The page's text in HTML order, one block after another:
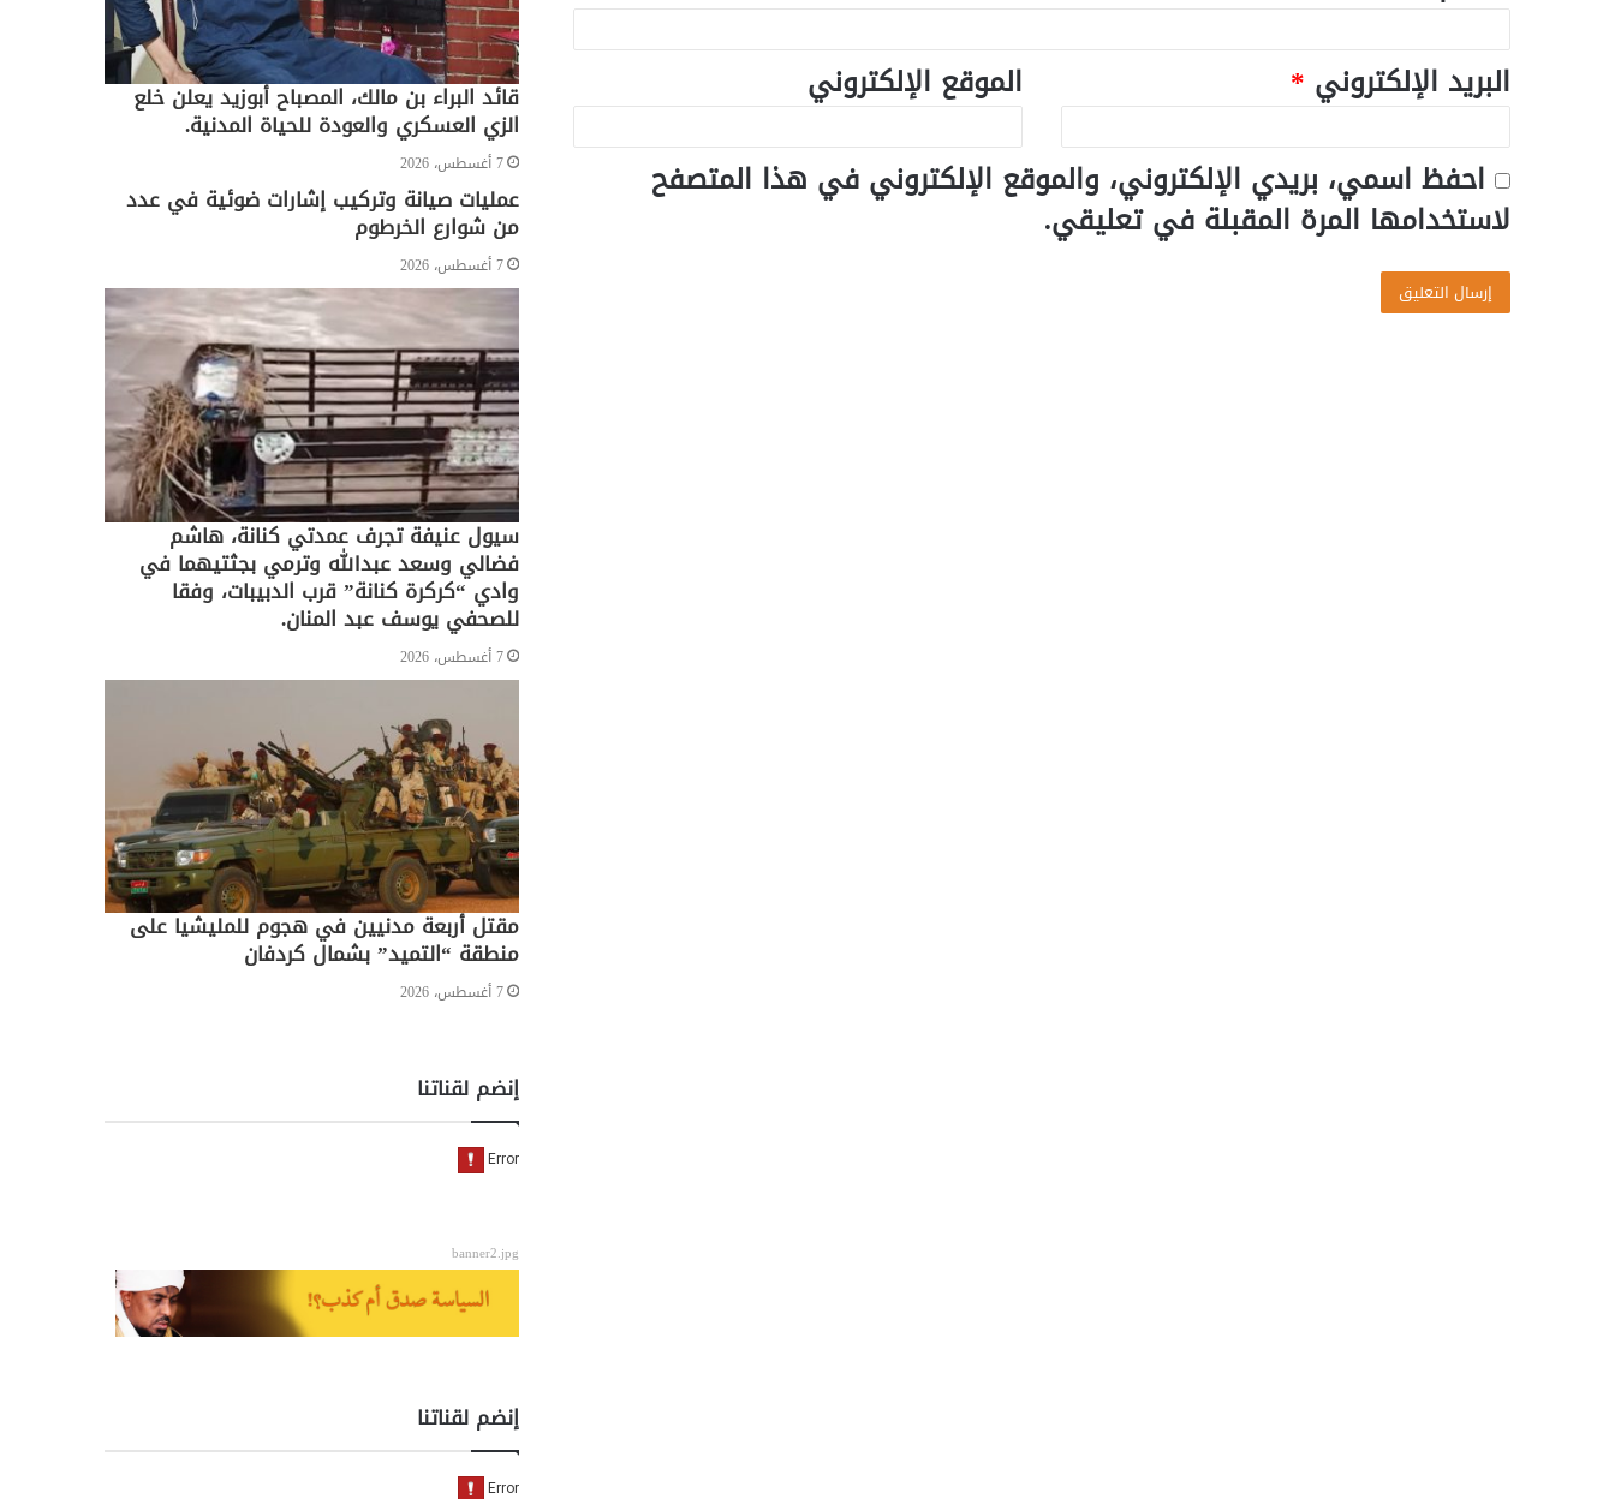
البريد الإلكتروني *
الموقع الإلكتروني
احفظ اسمي، بريدي الإلكتروني، والموقع الإلكتروني في هذا المتصفح
لاستخدامها المرة المقبلة في تعليقي.
قائد البراء بن مالك، المصباح أبوزيد يعلن خلع
الزي العسكري والعودة للحياة المدنية.
7 أغسطس، 2026
عمليات صيانة وتركيب إشارات ضوئية في عدد
من شوارع الخرطوم
7 أغسطس، 2026
سيول عنيفة تجرف عمدتي كنانة، هاشم
فضالي وسعد عبدالله وترمي بجثتيهما في
وادي “كركرة كنانة” قرب الدبيبات، وفقا
للصحفي يوسف عبد المنان.
7 أغسطس، 2026
مقتل أربعة مدنيين في هجوم للمليشيا على
منطقة “التميد” بشمال كردفان
7 أغسطس، 2026
إنضم لقناتنا
banner2.jpg
إنضم لقناتنا